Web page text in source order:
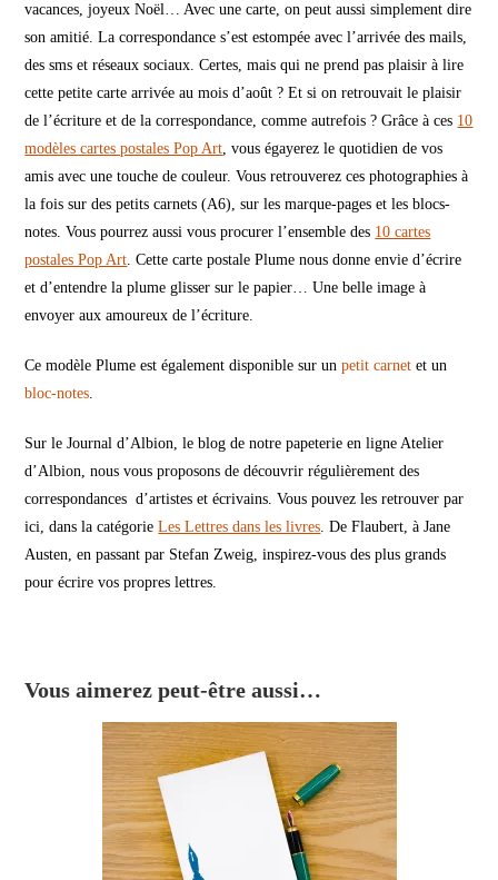
vacances, joyeux Noël… Avec une carte, on peut aussi simplement dire
son amitié. La correspondance s’est estompée avec l’arrivée des mails,
des sms et réseaux sociaux. Certes, mais qui ne prend pas plaisir à lire
cette petite carte arrivée au mois d’août ? Et si on retrouvait le plaisir
de l’écriture et de la correspondance, comme autrefois ? Grâce à ces 10
modèles cartes postales Pop Art, vous égayerez le quotidien de vos
amis avec une touche de couleur. Vous retrouverez ces photographies à
la fois sur des petits carnets (A6), sur les marque-pages et les blocs-
notes. Vous pourrez aussi vous procurer l’ensemble des 10 cartes
postales Pop Art. Cette carte postale Plume nous donne envie d’écrire
et d’entendre la plume glisser sur le papier… Une belle image à
envoyer aux amoureux de l’écriture.
Ce modèle Plume est également disponible sur unpetit carnet et un
bloc-notes.
Sur le Journal d’Albion, le blog de notre papeterie en ligne Atelier
d’Albion, nous vous proposons de découvrir régulièrement des
correspondances d’artistes et écrivains. Vous pouvez les retrouver par
ici, dans la catégorieLes Lettres dans les livres. De Flaubert, à Jane
Austen, en passant par Stefan Zweig, inspirez-vous des plus grands
pour écrire vos propres lettres.
Vous aimerez peut-être aussi…